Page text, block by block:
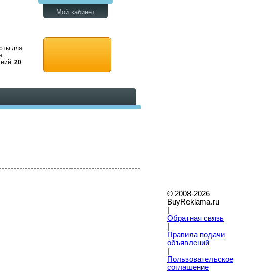
для
20
Мой кабинет
© 2008-2026
BuyReklama.ru
Обратная связь
Правила подачи
объявлений
Пoльзовательское
соглашение